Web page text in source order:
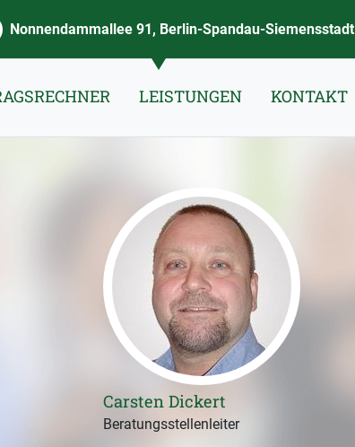
Nonnendammallee 91, Berlin-Spandau-Siemensstadt
LEISTUNGEN KONTAKT
Carsten Dickert
Beratungsstellenleiter